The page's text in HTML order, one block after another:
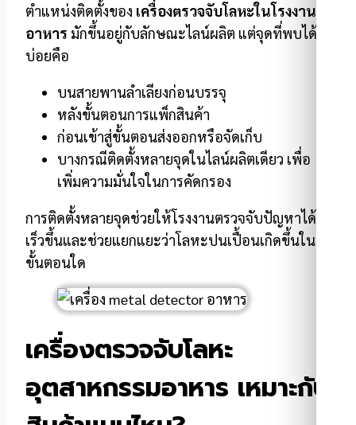
ตำแหน่งติดตั้งของ เครื่องตรวจจับโลหะในโรงงาน
อาหาร มักขึ้นอยู่กับลักษณะไลน์ผลิต แต่จุดที่พบได้
บ่อยคือ
บนสายพานลำเลียงก่อนบรรจุ
หลังขั้นตอนการแพ็กสินค้า
ก่อนเข้าสู่ขั้นตอนส่งออกหรือจัดเก็บ
บางกรณีติดตั้งหลายจุดในไลน์ผลิตเดียว เพื่อ
เพิ่มความมั่นใจในการคัดกรอง
การติดตั้งหลายจุดช่วยให้โรงงานตรวจจับปัญหาได้
เร็วขึ้นและช่วยแยกแยะว่าโลหะปนเปื้อนเกิดขึ้นใน
ขั้นตอนใด
เครื่องตรวจจับโลหะ
อุตสาหกรรมอาหาร เหมาะกับ